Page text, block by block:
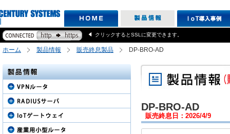
クリックするとSSLに変更できます。
ホーム 製品情報 販売終息製品 DP-BRO-AD
DP-BRO-AD
販売終息日：2026/4/9